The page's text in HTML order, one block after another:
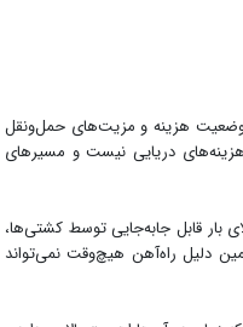
وضعیت هزینه و مزیت‌های حمل‌ونقل
دریایی نیست و مسیرهای
بار قابل جابه‌جایی توسط کشتی‌ها،
دلیل راه‌آهن هیچ‌وقت نمی‌تواند